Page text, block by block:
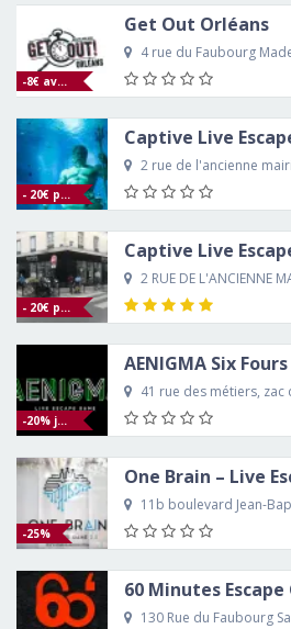
-8€ avec le code CARTE2019
Get Out Orléans
4 rue du Faubourg
- 20€ pour 5 à 6 joueurs
Captive Live
2 rue de l'ancienne
- 20€ pour toute équipe de 5 à 6 joueurs
Captive Live
2 RUE DE L'ANCIENNE
-20% jusqu'à fin Août 2018
AENIGMA Six Fours
41 rue des métiers, zac
-25%
One Brain – Live
11b boulevard Jean-
60 Minutes
130 Rue du Faubourg